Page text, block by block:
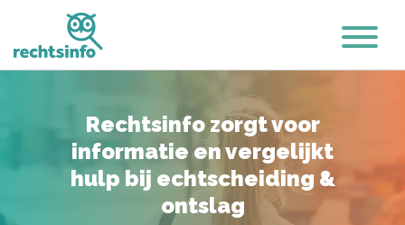
Rechtsinfo zorgt voor
informatie en vergelijkt
hulp bij echtscheiding &
ontslag